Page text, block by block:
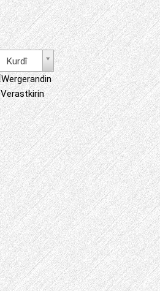
Kurdî
Wergerandin
Verastkirin